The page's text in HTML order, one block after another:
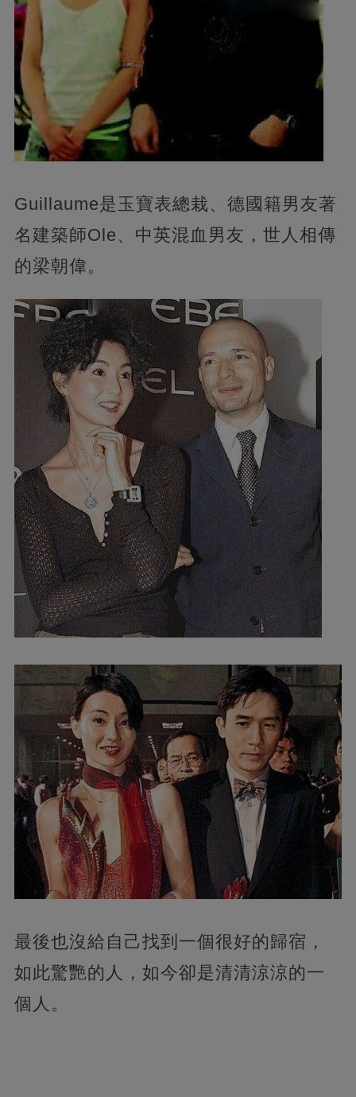
Guillaume是玉寶表總栽、德國籍男友著
名建築師Ole、中英混血男友，世人相傳
的梁朝偉。
最後也沒給自己找到一個很好的歸宿，
如此驚艷的人，如今卻是清清涼涼的一
個人。